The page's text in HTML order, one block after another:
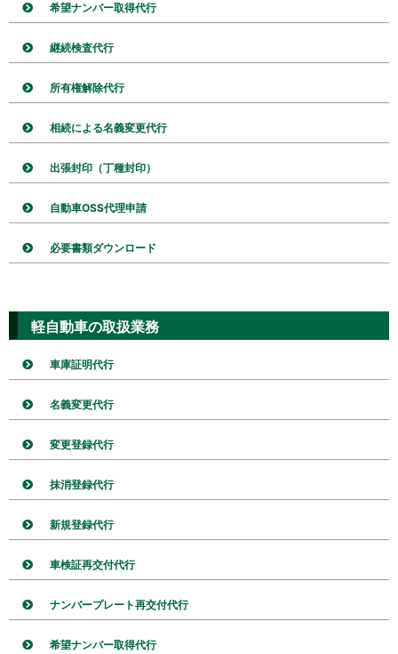
希望ナンバー取得代行
継続検査代行
所有権解除代行
相続による名義変更代行
出張封印（丁種封印）
自動車OSS代理申請
必要書類ダウンロード
軽自動車の取扱業務
車庫証明代行
名義変更代行
変更登録代行
抹消登録代行
新規登録代行
車検証再交付代行
ナンバープレート再交付代行
希望ナンバー取得代行